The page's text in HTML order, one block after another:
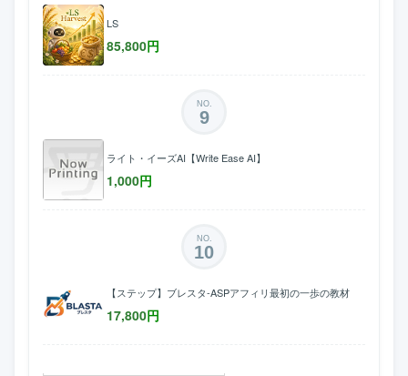
LS
85,800円
NO.
9
ライト・イーズAI【Write Ease AI】
1,000円
NO.
10
【ステップ】ブレスタ-ASPアフィリ最初の一歩の教材
17,800円